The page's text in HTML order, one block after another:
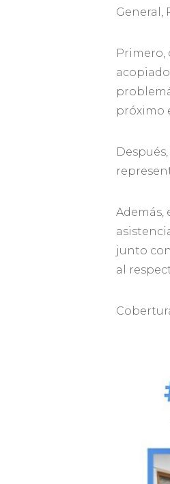
General,
Primero,
próximo
junto
al